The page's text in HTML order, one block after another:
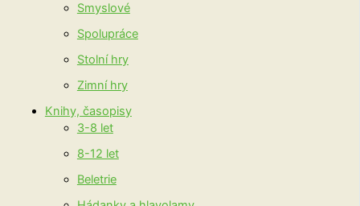
Smyslové
Spolupráce
Stolní hry
Zimní hry
Knihy, časopisy
3-8 let
8-12 let
Beletrie